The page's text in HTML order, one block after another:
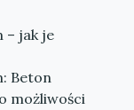
– jak je
Beton
możliwości